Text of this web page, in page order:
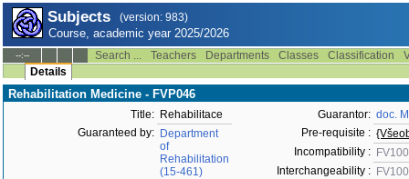
Subjects (version: 983)
Course, academic year 2025/2026
--:-- Search ... Teachers Departments Classes Classification
Details
Rehabilitation Medicine - FVP046
Title: Rehabilitace
Guaranteed by: Department
of
Rehabilitation
(15-461)
Guarantor: doc.
Pre-requisite :
Incompatibility :
Interchangeability :